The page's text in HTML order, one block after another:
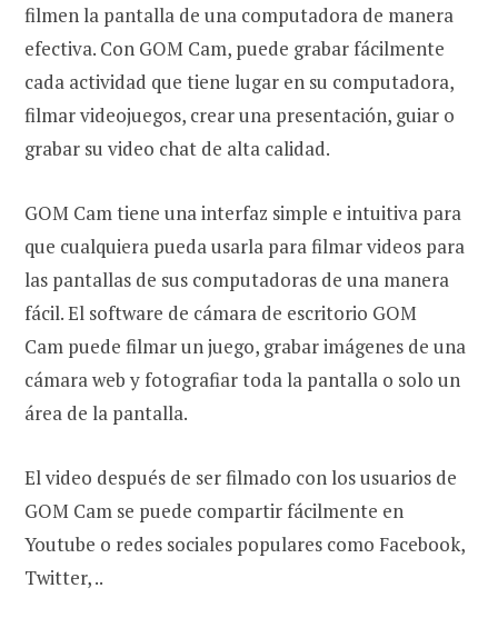
filmen la pantalla de una computadora de manera
efectiva. Con GOM Cam, puede grabar fácilmente
cada actividad que tiene lugar en su computadora,
filmar videojuegos, crear una presentación, guiar o
grabar su video chat de alta calidad.
GOM Cam tiene una interfaz simple e intuitiva para
que cualquiera pueda usarla para filmar videos para
las pantallas de sus computadoras de una manera
fácil. El software de cámara de escritorio GOM
Cam puede filmar un juego, grabar imágenes de una
cámara web y fotografiar toda la pantalla o solo un
área de la pantalla.
El video después de ser filmado con los usuarios de
GOM Cam se puede compartir fácilmente en
Youtube o redes sociales populares como Facebook,
Twitter, ..